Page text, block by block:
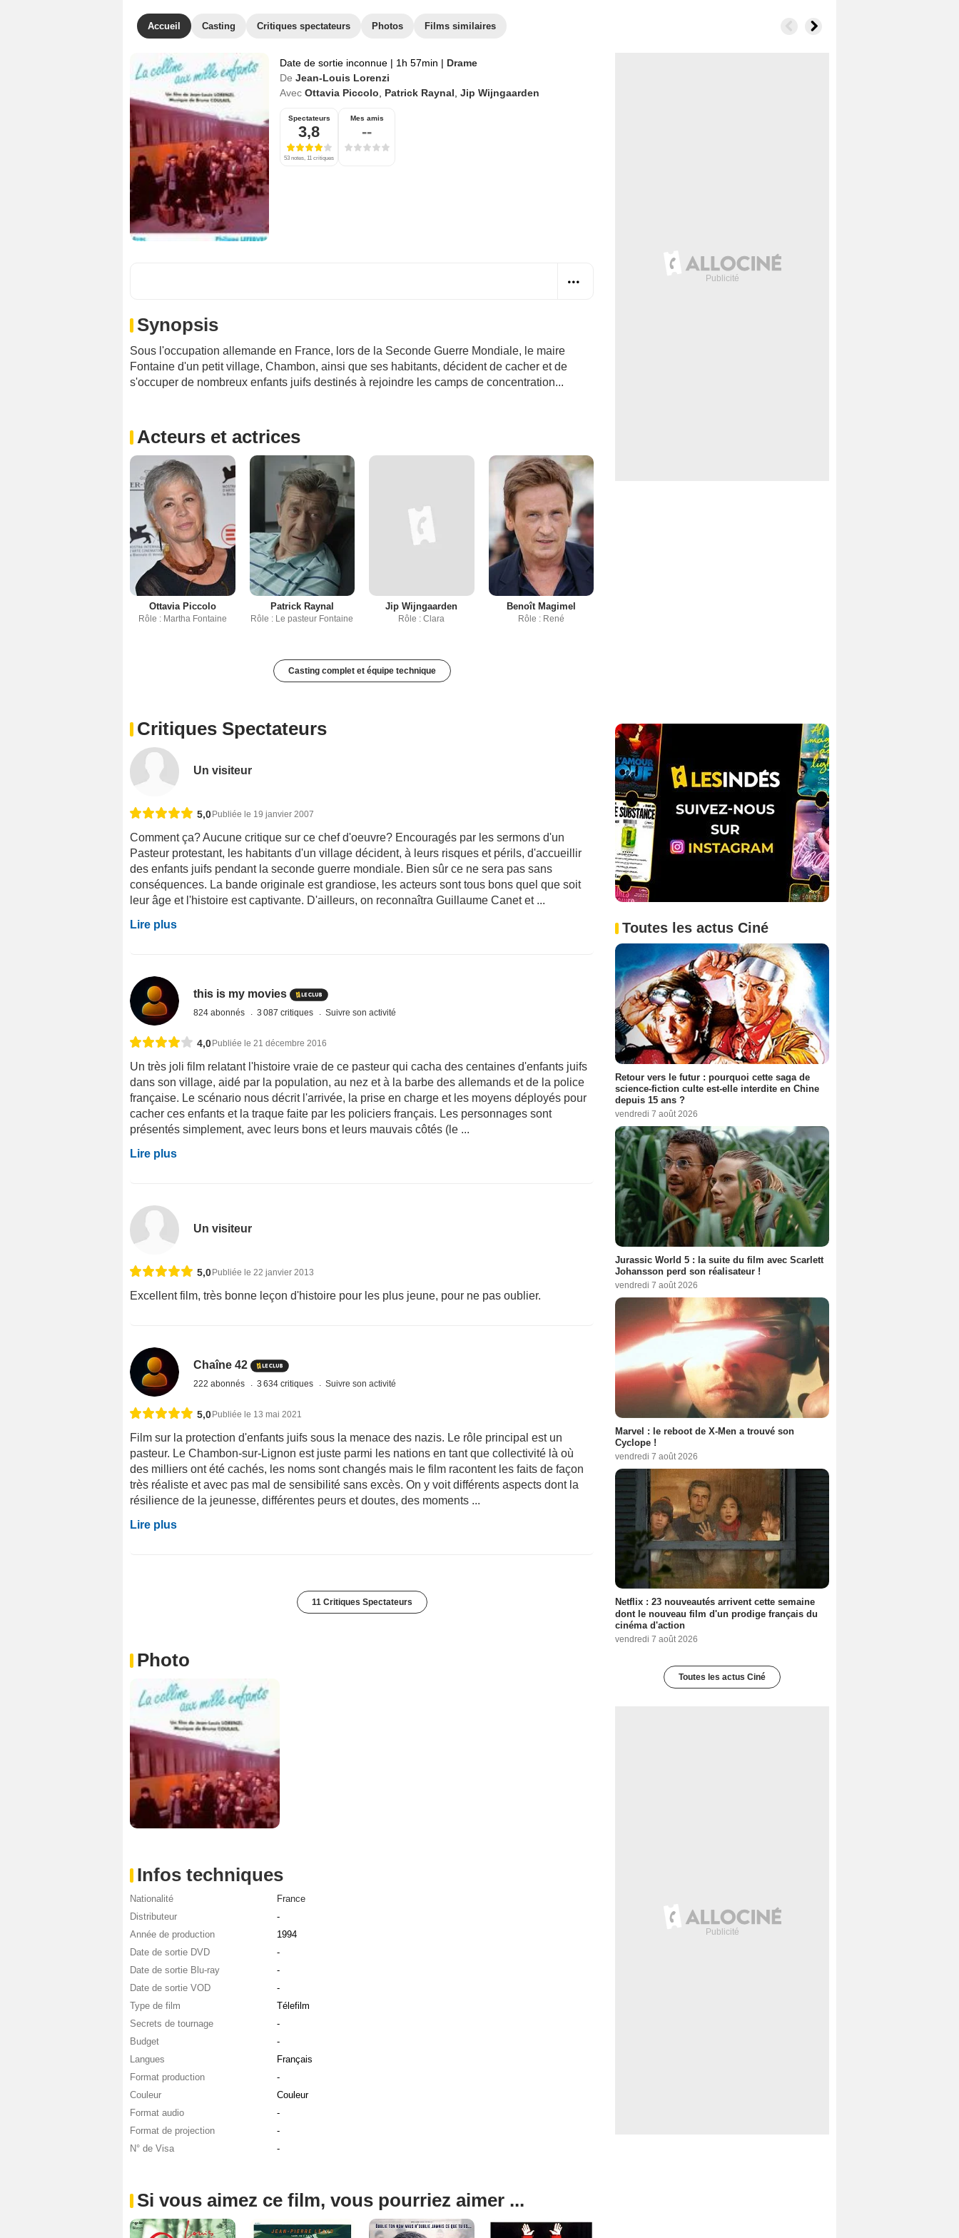
Accueil Casting Critiques spectateurs Photos Films similaires
Date de sortie inconnue | 1h 57min | Drame
De Jean-Louis Lorenzi
Avec Ottavia Piccolo Patrick Raynal Jip Wijngaarden
Spectateurs
3,8
53 notes, 11 critiques
Mes amis
--
Synopsis
Sous l'occupation allemande en France, lors de la Seconde Guerre Mondiale, le maire
Fontaine d'un petit village, Chambon, ainsi que ses habitants, décident de cacher et de
s'occuper de nombreux enfants juifs destinés à rejoindre les camps de concentration...
Acteurs et actrices
Ottavia Piccolo
Rôle : Martha Fontaine
Patrick Raynal
Rôle : Le pasteur Fontaine
Jip Wijngaarden
Rôle : Clara
Benoît Magimel
Rôle : René
Casting complet et équipe technique
Critiques Spectateurs
Un visiteur
5,0 Publiée le 19 janvier 2007
Comment ça? Aucune critique sur ce chef d'oeuvre? Encouragés par les sermons d'un
Pasteur protestant, les habitants d'un village décident, à leurs risques et périls, d'accueillir
des enfants juifs pendant la seconde guerre mondiale. Bien sûr ce ne sera pas sans
conséquences. La bande originale est grandiose, les acteurs sont tous bons quel que soit
leur âge et l'histoire est captivante. D'ailleurs, on reconnaîtra Guillaume Canet et ...
Lire plus
this is my movies
824 abonnés 3 087 critiques Suivre son activité
4,0 Publiée le 21 décembre 2016
Un très joli film relatant l'histoire vraie de ce pasteur qui cacha des centaines d'enfants juifs
dans son village, aidé par la population, au nez et à la barbe des allemands et de la police
française. Le scénario nous décrit l'arrivée, la prise en charge et les moyens déployés pour
cacher ces enfants et la traque faite par les policiers français. Les personnages sont
présentés simplement, avec leurs bons et leurs mauvais côtés (le ...
Lire plus
Un visiteur
5,0 Publiée le 22 janvier 2013
Excellent film, très bonne leçon d'histoire pour les plus jeune, pour ne pas oublier.
Chaîne 42
222 abonnés 3 634 critiques Suivre son activité
5,0 Publiée le 13 mai 2021
Film sur la protection d'enfants juifs sous la menace des nazis. Le rôle principal est un
pasteur. Le Chambon-sur-Lignon est juste parmi les nations en tant que collectivité là où
des milliers ont été cachés, les noms sont changés mais le film racontent les faits de façon
très réaliste et avec pas mal de sensibilité sans excès. On y voit différents aspects dont la
résilience de la jeunesse, différentes peurs et doutes, des moments ...
Lire plus
11 Critiques Spectateurs
Photo
Infos techniques
Nationalité
France
Distributeur
-
Année de production
1994
Date de sortie DVD
-
Date de sortie Blu-ray
-
Date de sortie VOD
-
Type de film
Télefilm
Secrets de tournage
-
Budget
-
Langues
Français
Format production
-
Couleur
Couleur
Format audio
-
Format de projection
-
N° de Visa
-
Si vous aimez ce film, vous pourriez aimer ...
Toutes les actus Ciné
Retour vers le futur : pourquoi cette saga de
science-fiction culte est-elle interdite en Chine
depuis 15 ans ?
vendredi 7 août 2026
Jurassic World 5 : la suite du film avec Scarlett
Johansson perd son réalisateur !
vendredi 7 août 2026
Marvel : le reboot de X-Men a trouvé son
Cyclope !
vendredi 7 août 2026
Netflix : 23 nouveautés arrivent cette semaine
dont le nouveau film d'un prodige français du
cinéma d'action
vendredi 7 août 2026
Toutes les actus Ciné